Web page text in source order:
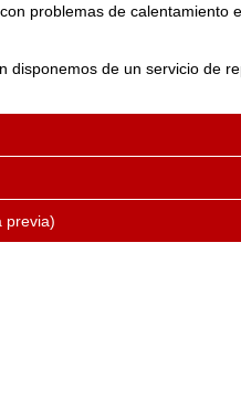
problemas de calentamiento
de un servicio de
previa)